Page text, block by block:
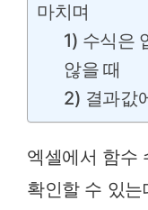
마치며
1) 수식은
않을 때
2) 결과값
엑셀에서 함수
확인할 수 있